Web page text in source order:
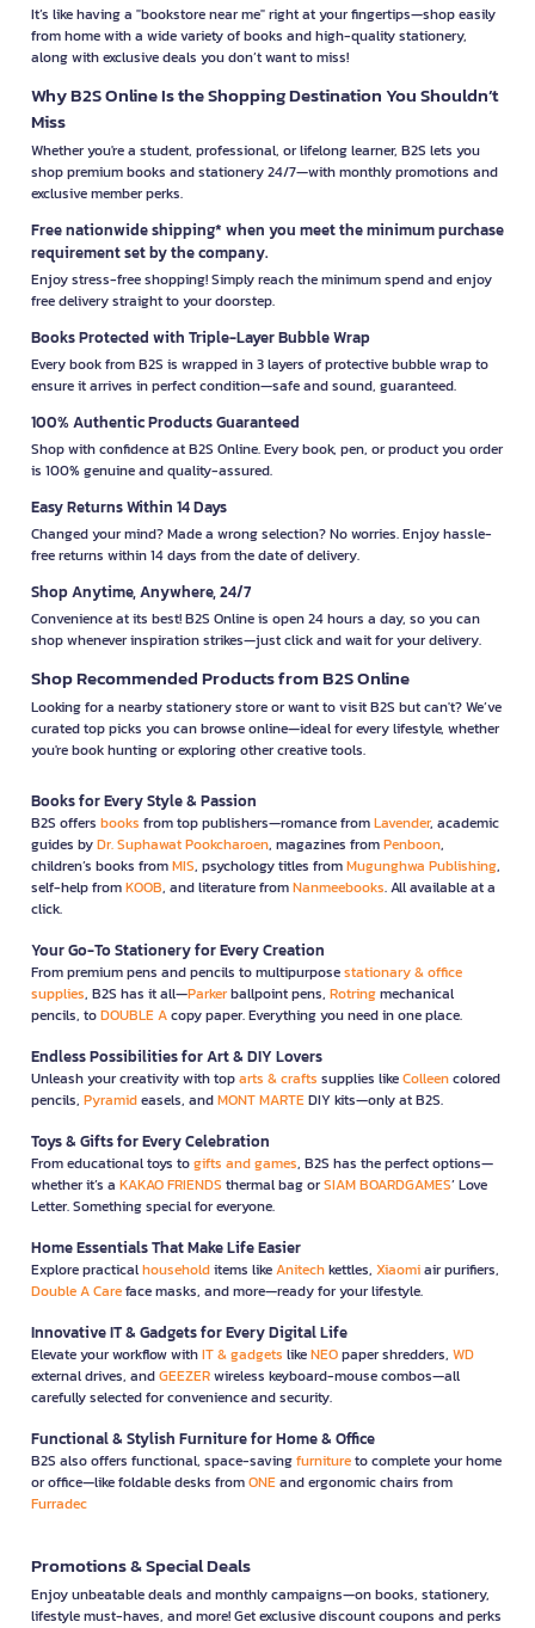
It’s like having a "bookstore near me" right at your fingertips—shop easily
from home with a wide variety of books and high-quality stationery,
along with exclusive deals you don’t want to miss!
Why B2S Online Is the Shopping Destination You Shouldn’t
Miss
Whether you're a student, professional, or lifelong learner, B2S lets you
shop premium books and stationery 24/7—with monthly promotions and
exclusive member perks.
Free nationwide shipping* when you meet the minimum purchase
requirement set by the company.
Enjoy stress-free shopping! Simply reach the minimum spend and enjoy
free delivery straight to your doorstep.
Books Protected with Triple-Layer Bubble Wrap
Every book from B2S is wrapped in 3 layers of protective bubble wrap to
ensure it arrives in perfect condition—safe and sound, guaranteed.
100% Authentic Products Guaranteed
Shop with confidence at B2S Online. Every book, pen, or product you order
is 100% genuine and quality-assured.
Easy Returns Within 14 Days
Changed your mind? Made a wrong selection? No worries. Enjoy hassle-
free returns within 14 days from the date of delivery.
Shop Anytime, Anywhere, 24/7
Convenience at its best! B2S Online is open 24 hours a day, so you can
shop whenever inspiration strikes—just click and wait for your delivery.
Shop Recommended Products from B2S Online
Looking for a nearby stationery store or want to visit B2S but can't? We’ve
curated top picks you can browse online—ideal for every lifestyle, whether
you're book hunting or exploring other creative tools.
Books for Every Style & Passion
B2S offers books from top publishers—romance fromLavender, academic
guides byDr. Suphawat Pookcharoen, magazines fromPenboon,
children’s books fromMIS, psychology titles fromMugunghwa Publishing,
self-help fromKOOB, and literature fromNanmeebooks. All available at a
click.
Your Go-To Stationery for Every Creation
From premium pens and pencils to multipurposestationary & office
supplies, B2S has it all—Parkerballpoint pens, Rotringmechanical
pencils, toDOUBLE Acopy paper. Everything you need in one place.
Endless Possibilities for Art & DIY Lovers
Unleash your creativity with toparts & crafts supplies likeColleencolored
pencils, Pyramideasels, andMONT MARTEDIY kits—only at B2S.
Toys & Gifts for Every Celebration
From educational toys togifts and games, B2S has the perfect options—
whether it’s a KAKAO FRIENDS thermal bag orSIAM BOARDGAMES’ Love
Letter. Something special for everyone.
Home Essentials That Make Life Easier
Explore practicalhouseholditems likeAnitechkettles, Xiaomiair purifiers,
Double A Careface masks, and more—ready for your lifestyle.
Innovative IT & Gadgets for Every Digital Life
Elevate your workflow withIT & gadgets likeNEOpaper shredders, WD
external drives, andGEEZERwireless keyboard-mouse combos—all
carefully selected for convenience and security.
Functional & Stylish Furniture for Home & Office
B2S also offers functional, space-savingfurnitureto complete your home
or office—like foldable desks fromONEand ergonomic chairs from
Furradec
Promotions & Special Deals
Enjoy unbeatable deals and monthly campaigns—on books, stationery,
lifestyle must-haves, and more! Get exclusive discount coupons and perks